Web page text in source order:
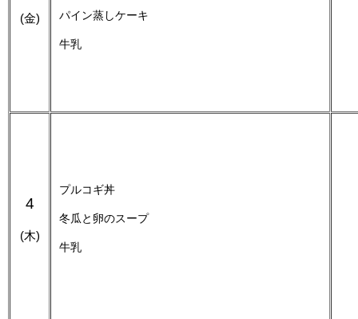
(金) パイン蒸しケーキ
牛乳
4
(木)
プルコギ丼
冬瓜と卵のスープ
牛乳